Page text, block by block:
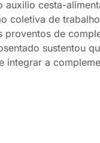
auxilio cesta-
coletiva de
proventos de
sustentou
integrar a